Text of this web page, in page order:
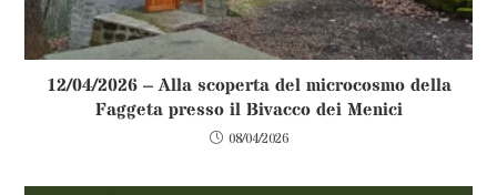
12/04/2026 – Alla scoperta del microcosmo della
Faggeta presso il Bivacco dei Menici
08/04/2026